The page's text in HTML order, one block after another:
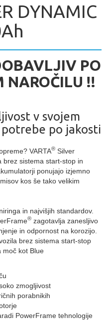
DYNAMIC
PO
NAROČILU !!
v svojem
po jakosti
VARTA® Silver
brez sistema start-stop in
ponujajo izjemno
kos še tako velikim
in najvišjih standardov.
® zagotavlja zanesljivo
in odpornost na korozijo.
brez sistema start-stop
moč kot Blue
zmogljivost
porabnikih
PowerFrame tehnologije